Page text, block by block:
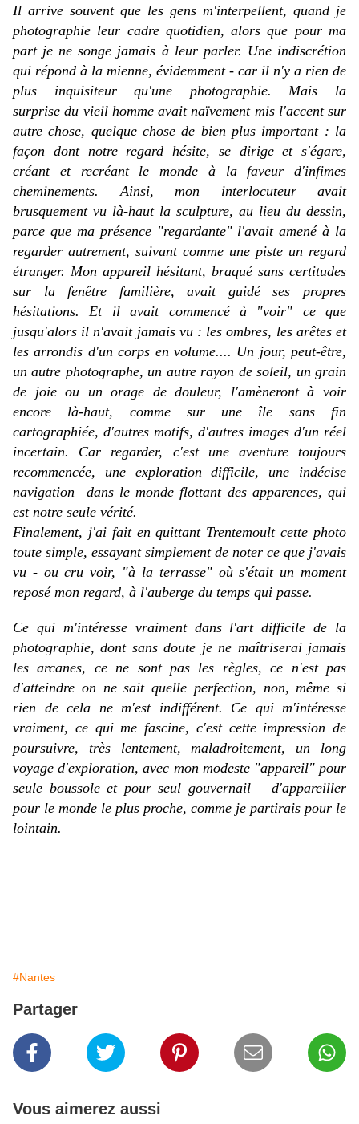
Il arrive souvent que les gens m'interpellent, quand je
photographie leur cadre quotidien, alors que pour ma
part je ne songe jamais à leur parler. Une indiscrétion
qui répond à la mienne, évidemment - car il n'y a rien de
plus inquisiteur qu'une photographie. Mais la
surprise du vieil homme avait naïvement mis l'accent sur
autre chose, quelque chose de bien plus important : la
façon dont notre regard hésite, se dirige et s'égare,
créant et recréant le monde à la faveur d'infimes
cheminements. Ainsi, mon interlocuteur avait
brusquement vu là-haut la sculpture, au lieu du dessin,
parce que ma présence "regardante" l'avait amené à la
regarder autrement, suivant comme une piste un regard
étranger. Mon appareil hésitant, braqué sans certitudes
sur la fenêtre familière, avait guidé ses propres
hésitations. Et il avait commencé à "voir" ce que
jusqu'alors il n'avait jamais vu : les ombres, les arêtes et
les arrondis d'un corps en volume.... Un jour, peut-être,
un autre photographe, un autre rayon de soleil, un grain
de joie ou un orage de douleur, l'amèneront à voir
encore là-haut, comme sur une île sans fin
cartographiée, d'autres motifs, d'autres images d'un réel
incertain. Car regarder, c'est une aventure toujours
recommencée, une exploration difficile, une indécise
navigation dans le monde flottant des apparences, qui
est notre seule vérité.
Finalement, j'ai fait en quittant Trentemoult cette photo
toute simple, essayant simplement de noter ce que j'avais
vu - ou cru voir, "à la terrasse" où s'était un moment
reposé mon regard, à l'auberge du temps qui passe.
Ce qui m'intéresse vraiment dans l'art difficile de la
photographie, dont sans doute je ne maîtriserai jamais
les arcanes, ce ne sont pas les règles, ce n'est pas
d'atteindre on ne sait quelle perfection, non, même si
rien de cela ne m'est indifférent. Ce qui m'intéresse
vraiment, ce qui me fascine, c'est cette impression de
poursuivre, très lentement, maladroitement, un long
voyage d'exploration, avec mon modeste "appareil" pour
seule boussole et pour seul gouvernail – d'appareiller
pour le monde le plus proche, comme je partirais pour le
lointain.
#Nantes
Partager
Vous aimerez aussi